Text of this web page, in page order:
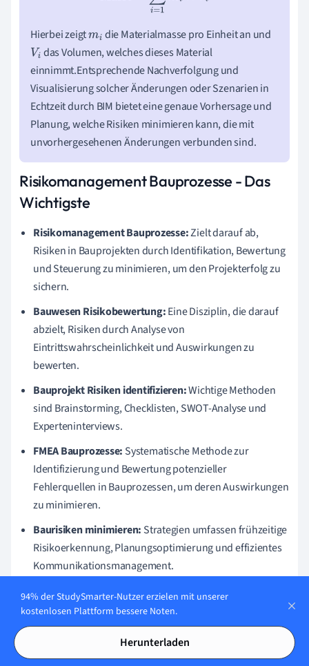
Hierbei zeigtmi die Materialmasse pro Einheit an und
Vi das Volumen, welches dieses Material
einnimmt.Entsprechende Nachverfolgung und
Visualisierung solcher Änderungen oder Szenarien in
Echtzeit durch BIM bietet eine genaue Vorhersage und
Planung, welche Risiken minimieren kann, die mit
unvorhergesehenen Änderungen verbunden sind.
Risikomanagement Bauprozesse - Das
Wichtigste
Risikomanagement Bauprozesse:Zielt darauf ab,
Risiken in Bauprojekten durch Identifikation, Bewertung
und Steuerung zu minimieren, um den Projekterfolg zu
sichern.
Bauwesen Risikobewertung:Eine Disziplin, die darauf
abzielt, Risiken durch Analyse von
Eintrittswahrscheinlichkeit und Auswirkungen zu
bewerten.
Bauprojekt Risiken identifizieren:Wichtige Methoden
sind Brainstorming, Checklisten, SWOT-Analyse und
Experteninterviews.
FMEA Bauprozesse: Systematische Methode zur
Identifizierung und Bewertung potenzieller
Fehlerquellen in Bauprozessen, um deren Auswirkungen
zu minimieren.
Baurisiken minimieren: Strategien umfassen frühzeitige
Risikoerkennung, Planungsoptimierung und effizientes
Kommunikationsmanagement.
Projektmanagement Bau:
Einsatz moderner Tools wie
Projektmanagement-Software, CAD und BIM zur
effektiven und effizienten Bewältigung des
94% der StudySmarter-Nutzer erzielen mit unserer
kostenlosen Plattform bessere Noten.
Herunterladen